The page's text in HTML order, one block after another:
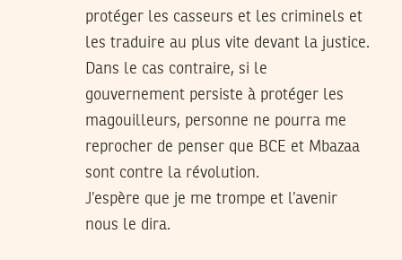
protéger les casseurs et les criminels et
les traduire au plus vite devant la justice.
Dans le cas contraire, si le
gouvernement persiste à protéger les
magouilleurs, personne ne pourra me
reprocher de penser que BCE et Mbazaa
sont contre la révolution.
J’espère que je me trompe et l’avenir
nous le dira.